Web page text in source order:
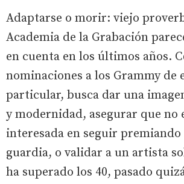
Adaptarse o morir: viejo
Academia de la Grabación
en cuenta en los últimos años.
nominaciones a los Grammy de
particular, busca dar una
y modernidad, asegurar que no
interesada en seguir premiando
guardia, o validar a un artista
ha superado los 40, pasado